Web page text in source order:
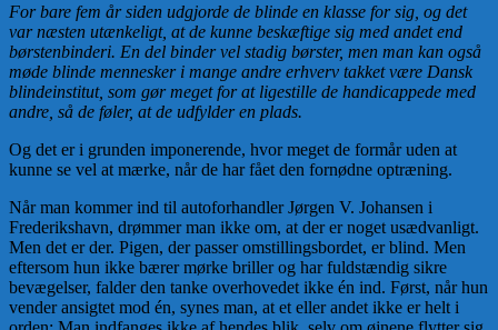
For bare fem år siden udgjorde de blinde en klasse for sig, og det
var næsten utænkeligt, at de kunne beskæftige sig med andet end
børstenbinderi. En del binder vel stadig børster, men man kan også
møde blinde mennesker i mange andre erhverv takket være Dansk
blindeinstitut, som gør meget for at ligestille de handicappede med
andre, så de føler, at de udfylder en plads.
Og det er i grunden imponerende, hvor meget de formår uden at
kunne se vel at mærke, når de har fået den fornødne optræning.
Når man kommer ind til autoforhandler Jørgen V. Johansen i
Frederikshavn, drømmer man ikke om, at der er noget usædvanligt.
Men det er der. Pigen, der passer omstillingsbordet, er blind. Men
eftersom hun ikke bærer mørke briller og har fuldstændig sikre
bevægelser, falder den tanke overhovedet ikke én ind. Først, når hun
vender ansigtet mod én, synes man, at et eller andet ikke er helt i